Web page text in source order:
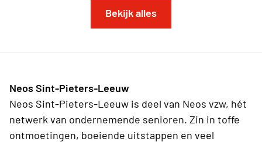
Bekijk alles
Neos Sint-Pieters-Leeuw
Neos Sint-Pieters-Leeuw is deel van Neos vzw, hét
netwerk van ondernemende senioren. Zin in toffe
ontmoetingen, boeiende uitstappen en veel